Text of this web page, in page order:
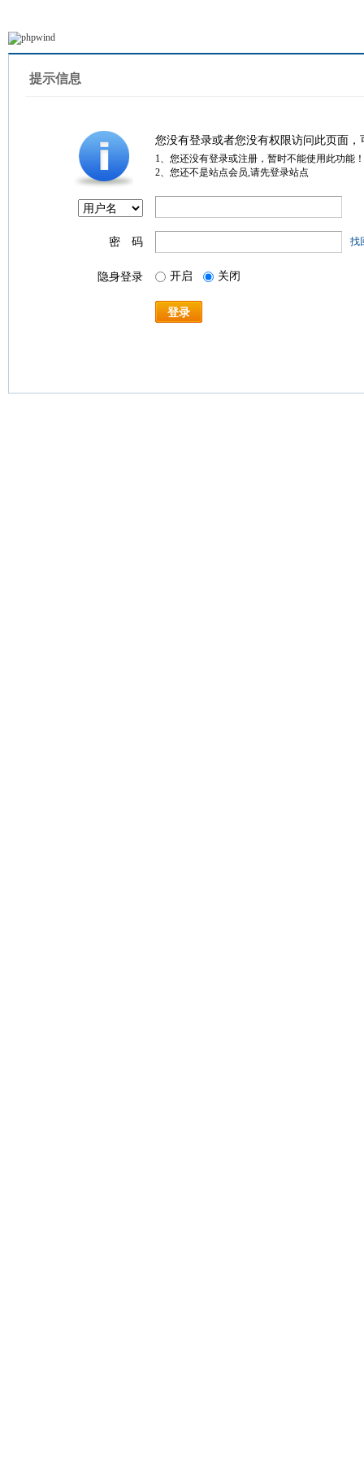
提示信息
您没有登录或者您没有权限访问此页面
1、您还没有登录或注册，暂时不能使用此功能！
2、您还不是站点会员,请先登录站点
密 码 找
隐身登录 开启 关闭
登录